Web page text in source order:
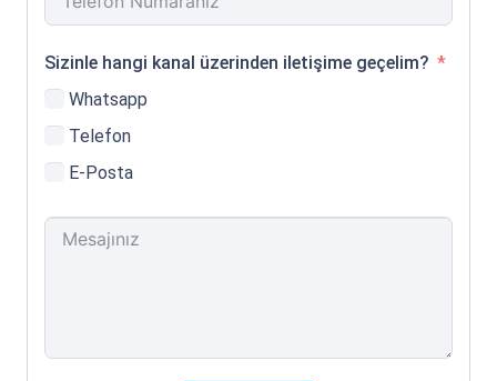
Sizinle hangi kanal üzerinden iletişime geçelim?
Whatsapp
Telefon
E-Posta